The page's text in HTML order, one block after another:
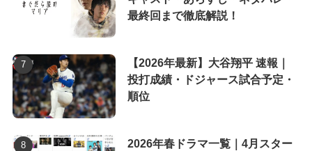
最終回まで徹底解説！
【2026年最新】大谷翔平 速報｜
投打成績・ドジャース試合予定・
順位
2026年春ドラマ一覧｜4月スター